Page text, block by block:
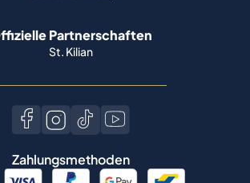
Partnerschaften
St. Kilian
Zahlungsmethoden